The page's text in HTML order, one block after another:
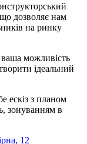
дозволяє нам
на ринку
можливість
ідеальний
ескіз з планом
зонуванням в
12